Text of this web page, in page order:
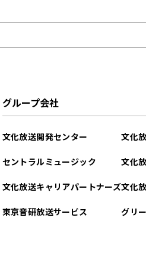
グループ会社
文化放送開発センター
セントラルミュージック
文化放送キャリアパートナーズ
東京音研放送サービス
文化
文化
文化
グリ